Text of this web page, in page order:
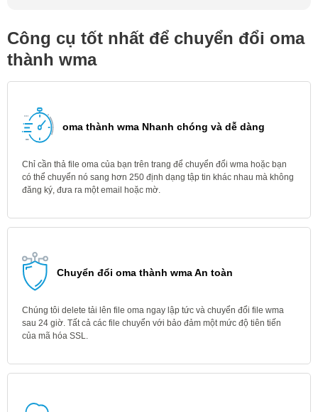
Công cụ tốt nhất để chuyển đổi oma
thành wma
oma thành wma Nhanh chóng và dễ dàng
Chỉ cần thả file oma của bạn trên trang để chuyển đổi wma hoặc bạn
có thể chuyển nó sang hơn 250 định dạng tập tin khác nhau mà không
đăng ký, đưa ra một email hoặc mờ.
Chuyển đổi oma thành wma An toàn
Chúng tôi delete tải lên file oma ngay lập tức và chuyển đổi file wma
sau 24 giờ. Tất cả các file chuyển với bảo đảm một mức độ tiên tiến
của mã hóa SSL.